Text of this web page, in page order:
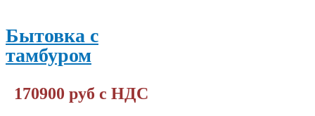
Бытовка с
тамбуром
170900 руб с НДС